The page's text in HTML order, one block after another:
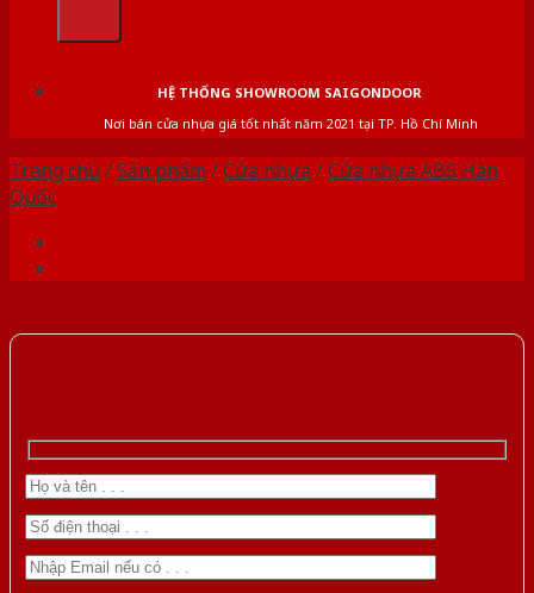
HỆ THỐNG SHOWROOM SAIGONDOOR
Nơi bán cửa nhựa giá tốt nhất năm 2021 tại TP. Hồ Chí Minh
Trang chủ /Sản phẩm /Cửa nhựa /Cửa nhựa ABS Hàn
Quốc